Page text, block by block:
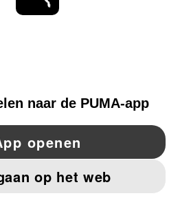
EN JURIDISCHE GEGEVENS